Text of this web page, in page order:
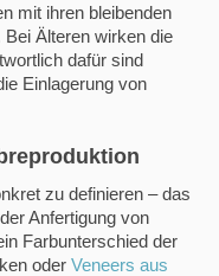
mit ihren bleibenden
Bei Älteren wirken die
dafür sind
Einlagerung von
zu definieren – das
Anfertigung von
Farbunterschied der
oder Veneers aus